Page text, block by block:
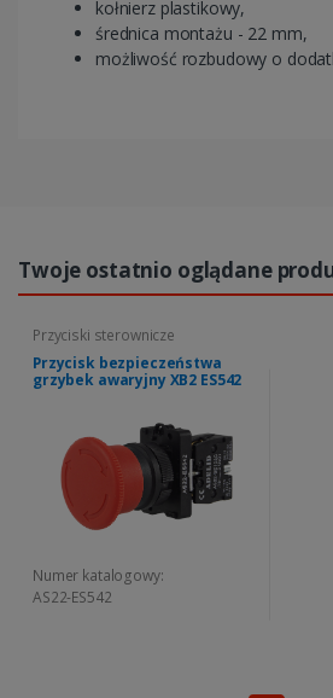
kołnierz plastikowy,
średnica montażu - 22 mm,
możliwość rozbudowy o
Twoje ostatnio oglądane
Przyciski sterownicze
Przycisk bezpieczeństwa
grzybek awaryjny XB2 ES542
Numer katalogowy:
AS22-ES542